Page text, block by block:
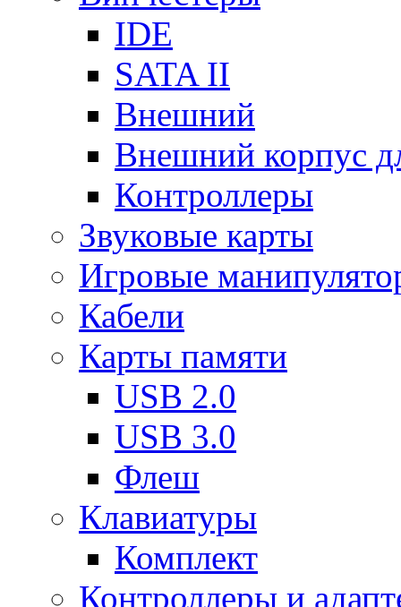
IDE
SATA II
Внешний
Внешний корпус
Контроллеры
Звуковые карты
Игровые
Кабели
Карты памяти
USB 2.0
USB 3.0
Флеш
Клавиатуры
Комплект
Контроллеры и